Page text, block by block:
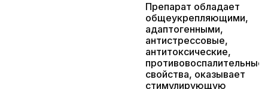
Препарат обладает
общеукрепляющими,
адаптогенными,
антистрессовые,
антитоксические,
противовоспалительные
свойства, оказывает
стимулирующую